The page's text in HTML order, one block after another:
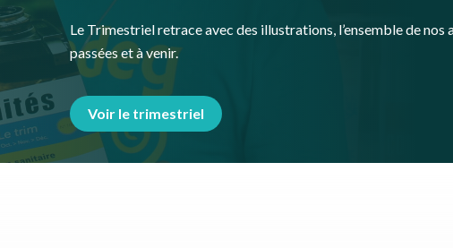
Le Trimestriel retrace avec des illustrations, l’ensemble de nos
passées et à venir.
Voir le trimestriel